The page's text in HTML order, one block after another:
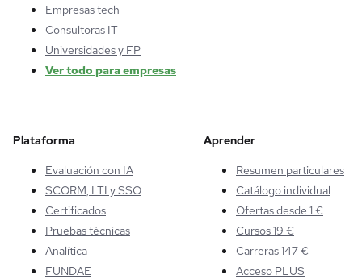
Empresas tech
Consultoras IT
Universidades y FP
Ver todo para empresas
Plataforma
Evaluación con IA
SCORM, LTI y SSO
Certificados
Pruebas técnicas
Analítica
FUNDAE
Aprender
Resumen particulares
Catálogo individual
Ofertas desde 1 €
Cursos 19 €
Carreras 147 €
Acceso PLUS